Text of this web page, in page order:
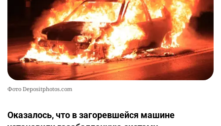
Фото Depositphotos.com
Оказалось, что в загоревшейся машине